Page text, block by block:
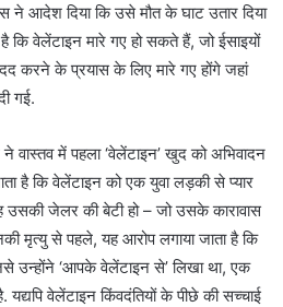
ने आदेश दिया कि उसे मौत के घाट उतार दिया
कि वेलेंटाइन मारे गए हो सकते हैं, जो ईसाइयों
करने के प्रयास के लिए मारे गए होंगे जहां
गई.
में पहला ‘वेलेंटाइन’ खुद को अभिवादन
है कि वेलेंटाइन को एक युवा लड़की से प्यार
उसकी जेलर की बेटी हो – जो उसके कारावास
मृत्यु से पहले, यह आरोप लगाया जाता है कि
उन्होंने ‘आपके वेलेंटाइन से’ लिखा था, एक
वेलेंटाइन किंवदंतियों के पीछे की सच्चाई